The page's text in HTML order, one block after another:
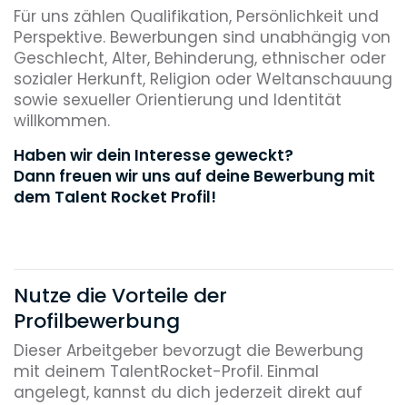
Für uns zählen Qualifikation, Persönlichkeit und
Perspektive. Bewerbungen sind unabhängig von
Geschlecht, Alter, Behinderung, ethnischer oder
sozialer Herkunft, Religion oder Weltanschauung
sowie sexueller Orientierung und Identität
willkommen.
Haben wir dein Interesse geweckt?
Dann freuen wir uns auf deine Bewerbung mit
dem Talent Rocket Profil!
Nutze die Vorteile der
Profilbewerbung
Dieser Arbeitgeber bevorzugt die Bewerbung
mit deinem TalentRocket-Profil. Einmal
angelegt, kannst du dich jederzeit direkt auf